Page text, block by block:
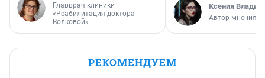
Главврач клиники
«Реабилитация доктора
Волковой»
Ксения
Автор мнения
РЕКОМЕНДУЕМ